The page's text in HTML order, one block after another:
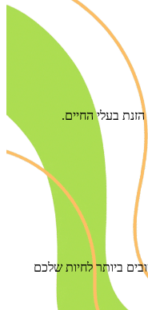
בעלי החיים.
ביותר לחיות שלכם